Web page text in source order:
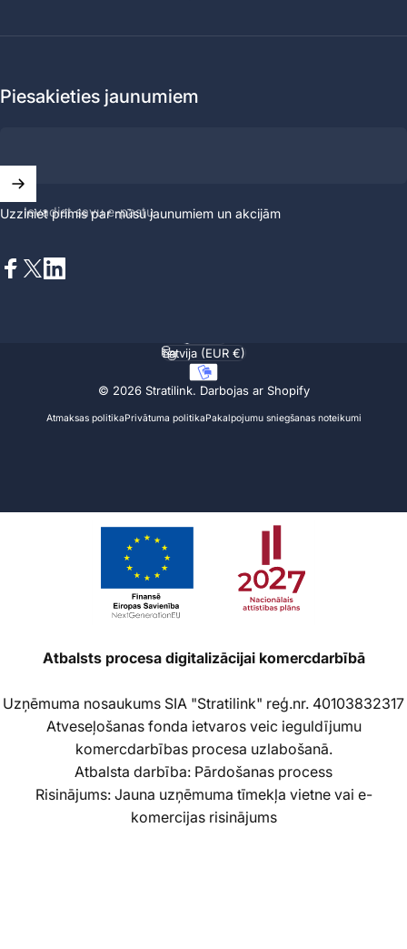
Piesakieties jaunumiem
Ievadiet savu e-pastu
Uzziniet primis par mūsu jaunumiem un akcijām
© 2026 Stratilink. Darbojas ar Shopify
Atmaksas politikaPrivātuma politikaPakalpojumu sniegšanas noteikumi
Valoda
Valsts/reģions
Latvija (EUR €)
Atbalsts procesa digitalizācijai komercdarbībā
Uzņēmuma nosaukums SIA "Stratilink" reģ.nr. 40103832317
Atveseļošanas fonda ietvaros veic ieguldījumu
komercdarbības procesa uzlabošanā.
Atbalsta darbība: Pārdošanas process
Risinājums: Jauna uzņēmuma tīmekļa vietne vai e-
komercijas risinājums